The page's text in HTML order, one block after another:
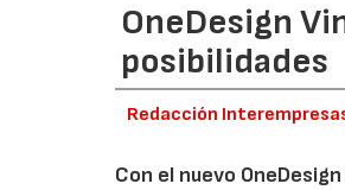
OneDesign
posibilidades
Redacción
Con el nuevo